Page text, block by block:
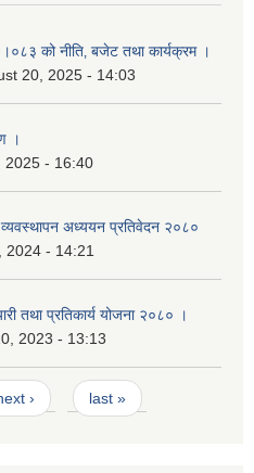
को नीति‚ बजेट तथा कार्यक्रम ।
20, 2025 - 14:03
।
2025 - 16:40
अध्ययन प्रतिवेदन २०८०
2024 - 14:21
तथा प्रतिकार्य योजना २०८० ।
2023 - 13:13
› last »